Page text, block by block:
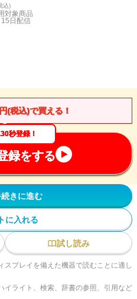
込)
対象商品
日 配信
(税込)で買える！
秒登録！
録をする
続きに進む
に入れる
試し読み
プレイを備えた機器で読むことに適し
イライト、検索、辞書の参照、引用など